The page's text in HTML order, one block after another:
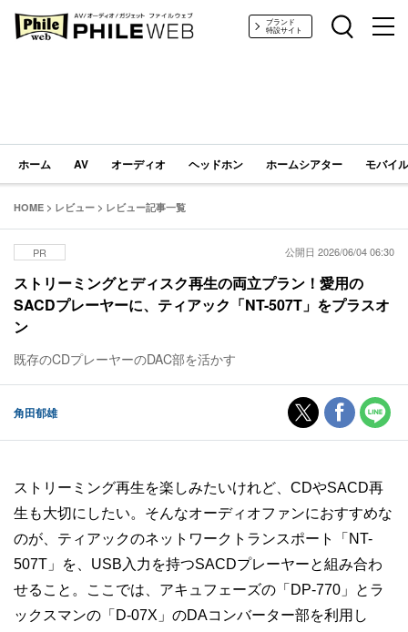
PHILE WEB｜AV/オーディオ/ガジェットブランド
特設サイト
ホーム AV オーディオ ヘッドホン ホームシアター モバイ
HOME > レビュー > レビュー記事一覧
PR 公開日 2026/06/04 06:30
ストリーミングとディスク再生の両立プラン！愛用の
SACDプレーヤーに、ティアック「NT-507T」をプラスオ
ン
既存のCDプレーヤーのDAC部を活かす
角田郁雄
ストリーミング再生を楽しみたいけれど、CDやSACD再
生も大切にしたい。そんなオーディオファンにおすすめな
のが、ティアックのネットワークトランスポート「NT-
507T」を、USB入力を持つSACDプレーヤーと組み合わ
せること。ここでは、アキュフェーズの「DP-770」とラ
ックスマンの「D-07X」のDAコンバーター部を利用し